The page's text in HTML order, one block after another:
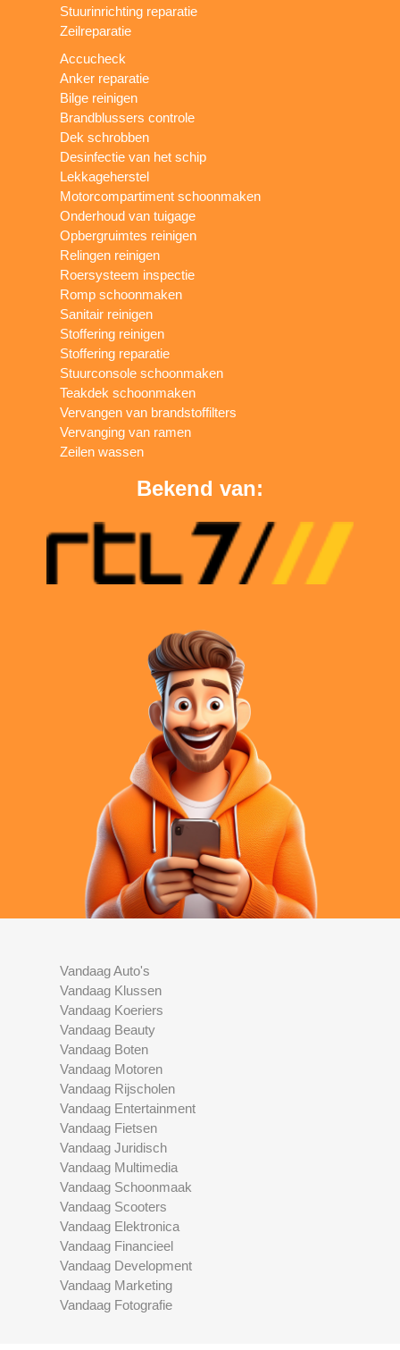
Stuurinrichting reparatie
Zeilreparatie
Accucheck
Anker reparatie
Bilge reinigen
Brandblussers controle
Dek schrobben
Desinfectie van het schip
Lekkageherstel
Motorcompartiment schoonmaken
Onderhoud van tuigage
Opbergruimtes reinigen
Relingen reinigen
Roersysteem inspectie
Romp schoonmaken
Sanitair reinigen
Stoffering reinigen
Stoffering reparatie
Stuurconsole schoonmaken
Teakdek schoonmaken
Vervangen van brandstoffilters
Vervanging van ramen
Zeilen wassen
Bekend van:
Vandaag Auto's
Vandaag Klussen
Vandaag Koeriers
Vandaag Beauty
Vandaag Boten
Vandaag Motoren
Vandaag Rijscholen
Vandaag Entertainment
Vandaag Fietsen
Vandaag Juridisch
Vandaag Multimedia
Vandaag Schoonmaak
Vandaag Scooters
Vandaag Elektronica
Vandaag Financieel
Vandaag Development
Vandaag Marketing
Vandaag Fotografie